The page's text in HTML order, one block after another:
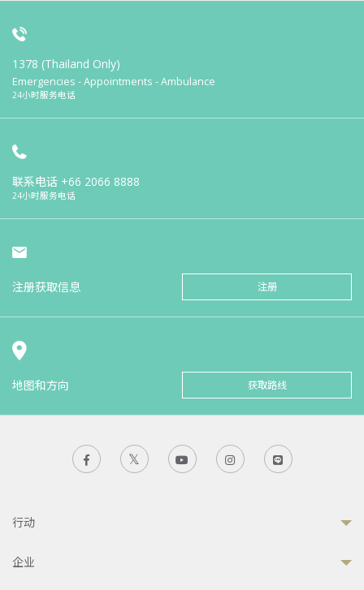
1378 (Thailand Only)
Emergencies - Appointments - Ambulance
24小时服务电话
联系电话 +66 2066 8888
24小时服务电话
注册获取信息 注册
地图和方向 获取路线
行动
企业